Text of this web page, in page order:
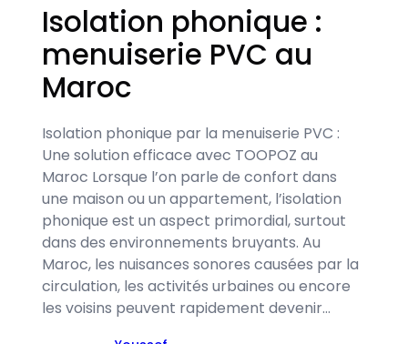
Isolation phonique :
menuiserie PVC au
Maroc
Isolation phonique par la menuiserie PVC :
Une solution efficace avec TOOPOZ au
Maroc Lorsque l’on parle de confort dans
une maison ou un appartement, l’isolation
phonique est un aspect primordial, surtout
dans des environnements bruyants. Au
Maroc, les nuisances sonores causées par la
circulation, les activités urbaines ou encore
les voisins peuvent rapidement devenir…